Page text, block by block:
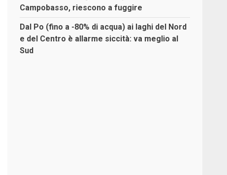
Campobasso, riescono a fuggire
Dal Po (fino a -80% di acqua) ai laghi del Nord
e del Centro è allarme siccità: va meglio al
Sud